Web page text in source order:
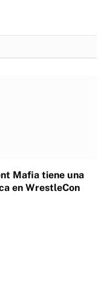
Mafia tiene una
en WrestleCon